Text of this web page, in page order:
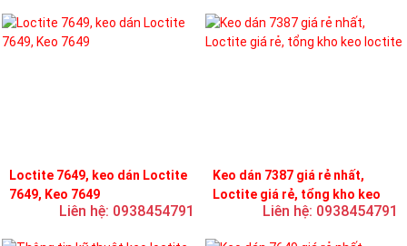
Loctite 7649, keo dán Loctite
7649, Keo 7649
Liên hệ: 0938454791
Keo dán 7387 giá rẻ nhất,
Loctite giá rẻ, tổng kho keo
Liên hệ: 0938454791